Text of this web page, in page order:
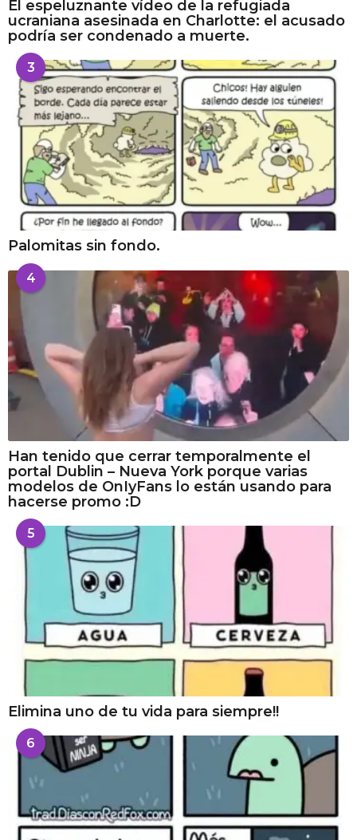
El espeluznante vídeo de la refugiada
ucraniana asesinada en Charlotte: el acusado
podría ser condenado a muerte.
3
Palomitas sin fondo.
4
Han tenido que cerrar temporalmente el
portal Dublin – Nueva York porque varias
modelos de OnIyFans lo están usando para
hacerse promo :D
5
Elimina uno de tu vida para siempre!!
6